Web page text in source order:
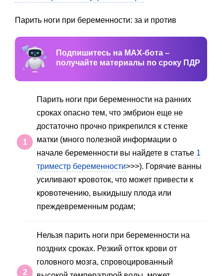
Парить ноги при беременности: за и против
Подпишитесь на MAX-бота –
получайте материалы по сроку ПДР
Парить ноги при беременности на ранних
сроках опасно тем, что эмбрион еще не
достаточно прочно прикрепился к стенке
матки (много полезной информации о
начале беременности вы найдете в статье 1
триместр беременности>>>). Горячие ванны
усиливают кровоток, что может привести к
кровотечению, выкидышу плода или
преждевременным родам;
Нельзя парить ноги при беременности на
поздних сроках. Резкий отток крови от
головного мозга, спровоцированный